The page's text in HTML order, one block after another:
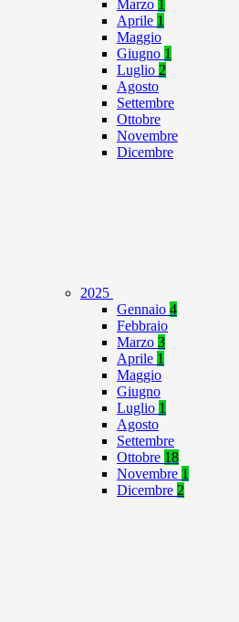
Marzo 1
Aprile 1
Maggio
Giugno 1
Luglio 2
Agosto
Settembre
Ottobre
Novembre
Dicembre
2025
Gennaio 4
Febbraio
Marzo 3
Aprile 1
Maggio
Giugno
Luglio 1
Agosto
Settembre
Ottobre 18
Novembre 1
Dicembre 2